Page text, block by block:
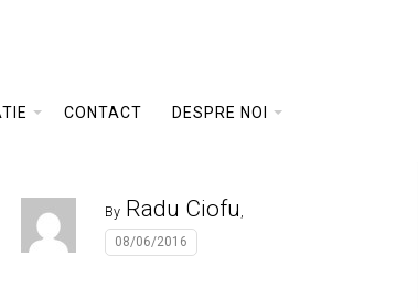
CONTACT DESPRE NOI
By Radu Ciofu
08/06/2016